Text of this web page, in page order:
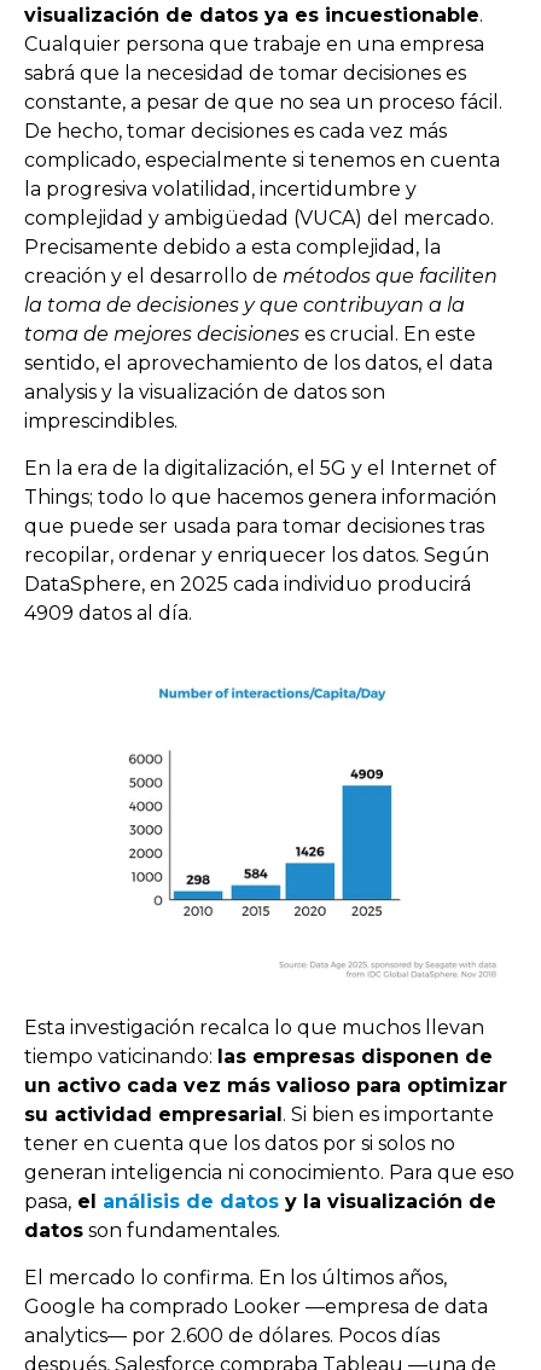
visualización de datos ya es incuestionable.
Cualquier persona que trabaje en una empresa
sabrá que la necesidad de tomar decisiones es
constante, a pesar de que no sea un proceso fácil.
De hecho, tomar decisiones es cada vez más
complicado, especialmente si tenemos en cuenta
la progresiva volatilidad, incertidumbre y
complejidad y ambigüedad (VUCA) del mercado.
Precisamente debido a esta complejidad, la
creación y el desarrollo de métodos que faciliten
la toma de decisiones y que contribuyan a la
toma de mejores decisiones es crucial. En este
sentido, el aprovechamiento de los datos, el data
analysis y la visualización de datos son
imprescindibles.
En la era de la digitalización, el 5G y el Internet of
Things; todo lo que hacemos genera información
que puede ser usada para tomar decisiones tras
recopilar, ordenar y enriquecer los datos. Según
DataSphere, en 2025 cada individuo producirá
4909 datos al día.
Esta investigación recalca lo que muchos llevan
tiempo vaticinando: las empresas disponen de
un activo cada vez más valioso para optimizar
su actividad empresarial. Si bien es importante
tener en cuenta que los datos por si solos no
generan inteligencia ni conocimiento. Para que eso
pasa, el análisis de datos y la visualización de
datos son fundamentales.
El mercado lo confirma. En los últimos años,
Google ha comprado Looker —empresa de data
analytics— por 2.600 de dólares. Pocos días
después, Salesforce compraba Tableau —una de